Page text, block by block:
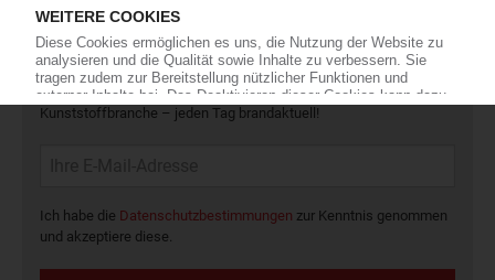
Die wichtigsten Nachrichten und Neuigkeiten aus der
Kunststoffbranche – jeden Tag brandaktuell!
Ich habe die Datenschutzbestimmungen zur Kenntnis genommen
und akzeptiere diese.